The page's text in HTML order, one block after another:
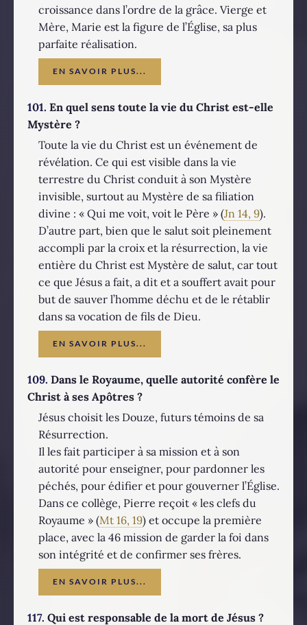
croissance dans l’ordre de la grâce. Vierge et
Mère, Marie est la figure de l’Église, sa plus
parfaite réalisation.
EN SAVOIR PLUS...
101. En quel sens toute la vie du Christ est-elle
Mystère ?
Toute la vie du Christ est un événement de
révélation. Ce qui est visible dans la vie
terrestre du Christ conduit à son Mystère
invisible, surtout au Mystère de sa filiation
divine : « Qui me voit, voit le Père » (Jn 14, 9).
D’autre part, bien que le salut soit pleinement
accompli par la croix et la résurrection, la vie
entière du Christ est Mystère de salut, car tout
ce que Jésus a fait, a dit et a souffert avait pour
but de sauver l’homme déchu et de le rétablir
dans sa vocation de fils de Dieu.
EN SAVOIR PLUS...
109. Dans le Royaume, quelle autorité confère le
Christ à ses Apôtres ?
Jésus choisit les Douze, futurs témoins de sa
Résurrection.
Il les fait participer à sa mission et à son
autorité pour enseigner, pour pardonner les
péchés, pour édifier et pour gouverner l’Église.
Dans ce collège, Pierre reçoit « les clefs du
Royaume » (Mt 16, 19) et occupe la première
place, avec la 46 mission de garder la foi dans
son intégrité et de confirmer ses frères.
EN SAVOIR PLUS...
117. Qui est responsable de la mort de Jésus ?